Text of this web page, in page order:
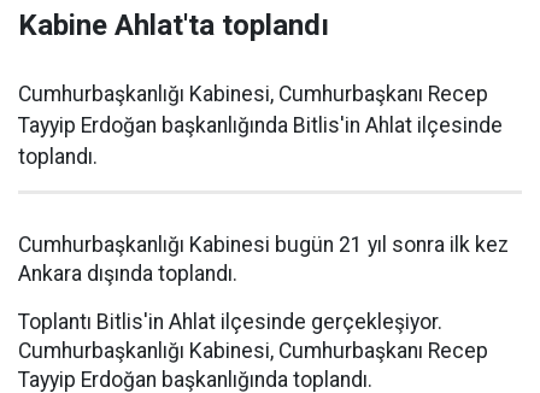
Kabine Ahlat'ta toplandı
Cumhurbaşkanlığı Kabinesi, Cumhurbaşkanı Recep
Tayyip Erdoğan başkanlığında Bitlis'in Ahlat ilçesinde
toplandı.
Cumhurbaşkanlığı Kabinesi bugün 21 yıl sonra ilk kez
Ankara dışında toplandı.
Toplantı Bitlis'in Ahlat ilçesinde gerçekleşiyor.
Cumhurbaşkanlığı Kabinesi, Cumhurbaşkanı Recep
Tayyip Erdoğan başkanlığında toplandı.